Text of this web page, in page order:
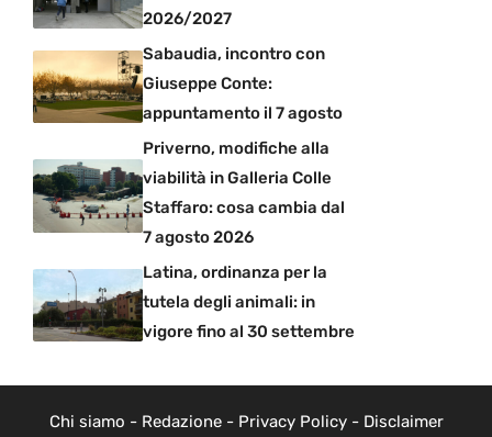
2026/2027
Sabaudia, incontro con
Giuseppe Conte:
appuntamento il 7 agosto
Priverno, modifiche alla
viabilità in Galleria Colle
Staffaro: cosa cambia dal
7 agosto 2026
Latina, ordinanza per la
tutela degli animali: in
vigore fino al 30 settembre
Chi siamo - Redazione- Privacy Policy- Disclaimer